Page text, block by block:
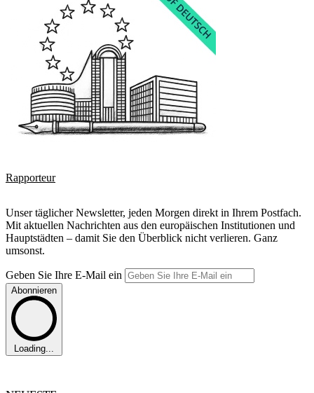
Rapporteur
Unser täglicher Newsletter, jeden Morgen direkt in Ihrem Postfach.
Mit aktuellen Nachrichten aus den europäischen Institutionen und
Hauptstädten – damit Sie den Überblick nicht verlieren. Ganz
umsonst.
Geben Sie Ihre E-Mail ein
Abonnieren
Loading...